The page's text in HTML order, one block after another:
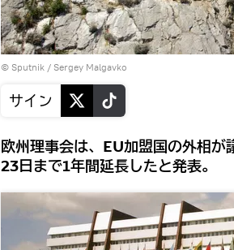
© Sputnik / Sergey Malgavko
サイン
欧州理事会は、EU加盟国の外相
23日まで1年間延長したと発表。